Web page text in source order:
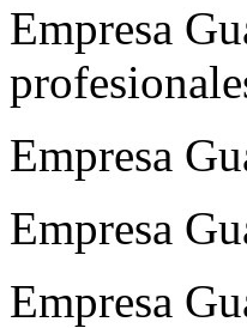
Empresa
Empresa
Empresa
Empresa